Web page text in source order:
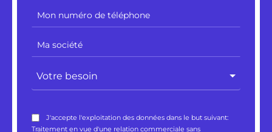
Votre besoin
J'accepte l'exploitation des données dans le but suivant:
Traitement en vue d'une relation commerciale sans